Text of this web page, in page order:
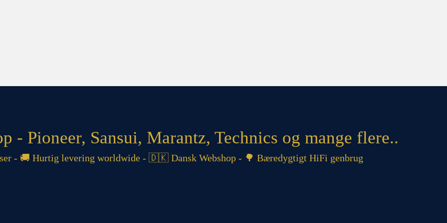
- Pioneer, Sansui, Marantz, Technics og mange flere..
- 🚚 Hurtig levering worldwide - 🇩🇰 Dansk Webshop - 🌳 Bæredygtigt HiFi genbrug